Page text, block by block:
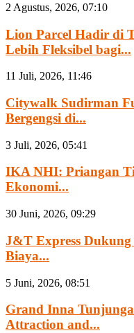
2 Agustus, 2026, 07:10
Lion Parcel Hadir di
Lebih Fleksibel bagi...
11 Juli, 2026, 11:46
Citywalk Sudirman
Bergengsi di...
3 Juli, 2026, 05:41
IKA NHI: Priangan
Ekonomi...
30 Juni, 2026, 09:29
J&T Express Dukung
Biaya...
5 Juni, 2026, 08:51
Grand Inna
Attraction and...